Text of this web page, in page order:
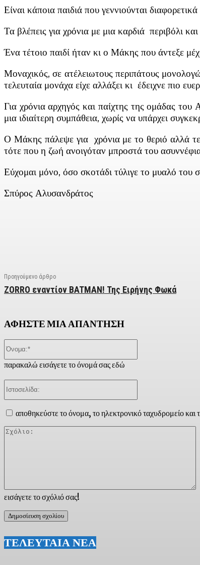
Είναι κάποια παιδιά που γεννιούνται
Τα βλέπεις για χρόνια με μια καρδιά περιβόλι
Ένα τέτοιο παιδί ήταν κι ο Μάκης που άντεξε
Μοναχικός, σε ατέλειωτους περιπάτους
τελευταία μονάχα είχε αλλάξει κι έδειχνε πιο
Για χρόνια αρχηγός και παίχτης της ομάδας
μια ιδιαίτερη συμπάθεια, χωρίς να υπάρχει
Ο Μάκης πάλεψε για χρόνια με το θεριό αλλά
τότε που η ζωή ανοιγόταν μπροστά του
Εύχομαι μόνο, όσο σκοτάδι τύλιγε το μυαλό
Σπύρος Αλυσανδράτος
Προηγούμενο άρθρο
ΖΟRRO εναντίον BATMAN! Της Ειρήνης Φωκά
ΑΦΗΣΤΕ ΜΙΑ ΑΠΑΝΤΗΣΗ
εισάγετε το σχόλιό σας!
παρακαλώ εισάγετε το όνομά σας εδώ
αποθηκεύστε το όνομα, το ηλεκτρονικό ταχυδρομείο
ΤΕΛΕΥΤΑΙΑ ΝΕΑ